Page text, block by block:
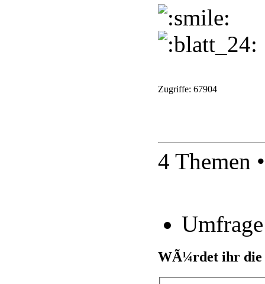
Zugriffe: 67904
4 Themen
Umfrage
WÃ¼rdet ihr die